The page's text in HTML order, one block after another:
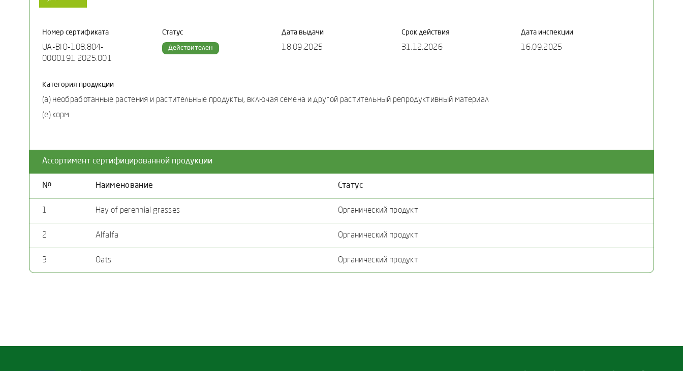
Номер сертификата
UA-BIO-108.804-
0000191.2025.001
Статус
Действителен
Дата выдачи
18.09.2025
Срок действия
31.12.2026
Дата инспекции
16.09.2025
Категория продукции
(a) необработанные растения и растительные продукты, включая семена и другой растительный репродуктивный материал
(e) корм
Ассортимент сертифицированной продукции
№ Наименование Статус
1 Hay of perennial grasses Органический продукт
2 Alfalfa Органический продукт
3 Oats Органический продукт